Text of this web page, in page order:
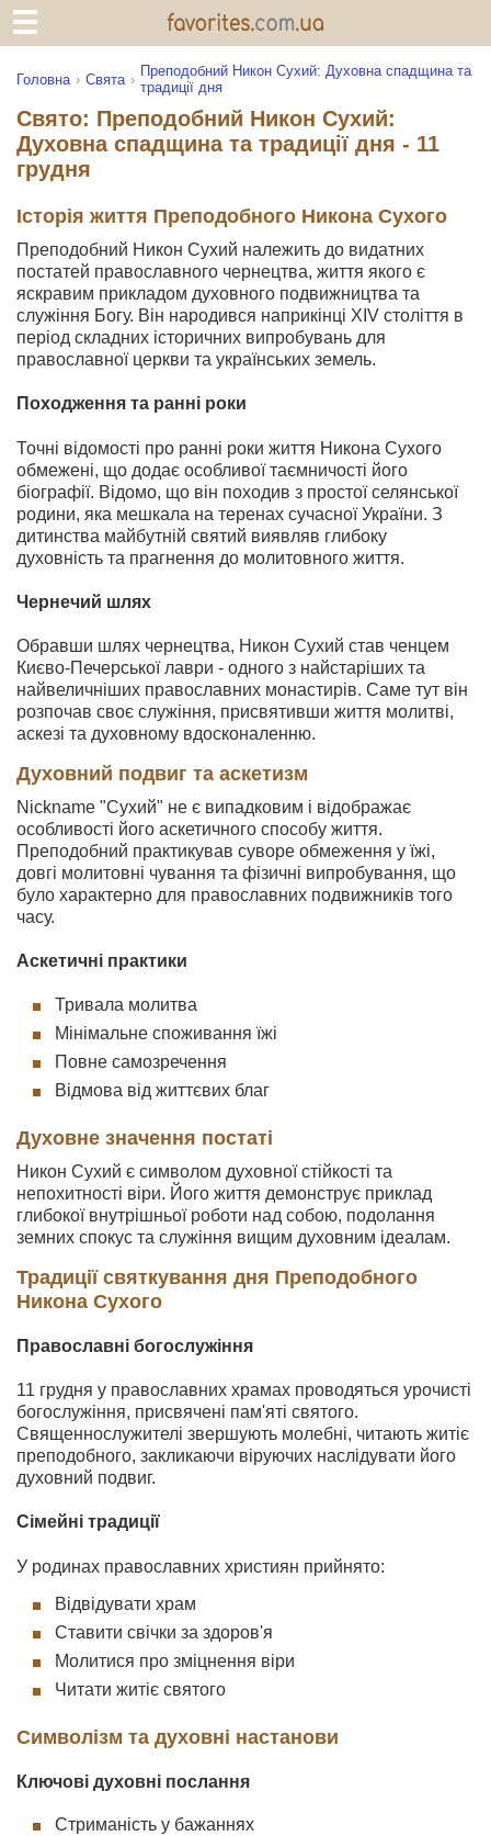
Головна Свята
Преподобний Никон Сухий: Духовна спадщина та
традиції дня
Свято: Преподобний Никон Сухий:
Духовна спадщина та традиції дня - 11
грудня
Історія життя Преподобного Никона Сухого
Преподобний Никон Сухий належить до видатних
постатей православного чернецтва, життя якого є
яскравим прикладом духовного подвижництва та
служіння Богу. Він народився наприкінці XIV століття в
період складних історичних випробувань для
православної церкви та українських земель.
Походження та ранні роки
Точні відомості про ранні роки життя Никона Сухого
обмежені, що додає особливої таємничості його
біографії. Відомо, що він походив з простої селянської
родини, яка мешкала на теренах сучасної України. З
дитинства майбутній святий виявляв глибоку
духовність та прагнення до молитовного життя.
Чернечий шлях
Обравши шлях чернецтва, Никон Сухий став ченцем
Києво-Печерської лаври - одного з найстаріших та
найвеличніших православних монастирів. Саме тут він
розпочав своє служіння, присвятивши життя молитві,
аскезі та духовному вдосконаленню.
Духовний подвиг та аскетизм
Nickname "Сухий" не є випадковим і відображає
особливості його аскетичного способу життя.
Преподобний практикував суворе обмеження у їжі,
довгі молитовні чування та фізичні випробування, що
було характерно для православних подвижників того
часу.
Аскетичні практики
Тривала молитва
Мінімальне споживання їжі
Повне самозречення
Відмова від життєвих благ
Духовне значення постаті
Никон Сухий є символом духовної стійкості та
непохитності віри. Його життя демонструє приклад
глибокої внутрішньої роботи над собою, подолання
земних спокус та служіння вищим духовним ідеалам.
Традиції святкування дня Преподобного
Никона Сухого
Православні богослужіння
11 грудня у православних храмах проводяться урочисті
богослужіння, присвячені пам'яті святого.
Священнослужителі звершують молебні, читають житіє
преподобного, закликаючи віруючих наслідувати його
духовний подвиг.
Сімейні традиції
У родинах православних християн прийнято:
Відвідувати храм
Ставити свічки за здоров'я
Молитися про зміцнення віри
Читати житіє святого
Символізм та духовні настанови
Ключові духовні послання
Стриманість у бажаннях